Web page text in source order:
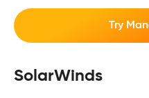
Try
SolarWinds